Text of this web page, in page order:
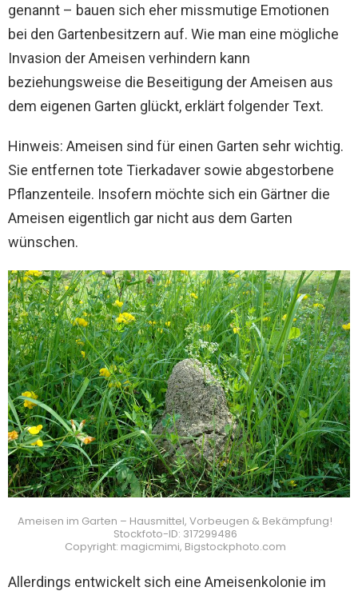
genannt – bauen sich eher missmutige Emotionen
bei den Gartenbesitzern auf. Wie man eine mögliche
Invasion der Ameisen verhindern kann
beziehungsweise die Beseitigung der Ameisen aus
dem eigenen Garten glückt, erklärt folgender Text.
Hinweis: Ameisen sind für einen Garten sehr wichtig.
Sie entfernen tote Tierkadaver sowie abgestorbene
Pflanzenteile. Insofern möchte sich ein Gärtner die
Ameisen eigentlich gar nicht aus dem Garten
wünschen.
Ameisen im Garten – Hausmittel, Vorbeugen & Bekämpfung!
Stockfoto-ID: 317299486
Copyright: magicmimi, Bigstockphoto.com
Allerdings entwickelt sich eine Ameisenkolonie im